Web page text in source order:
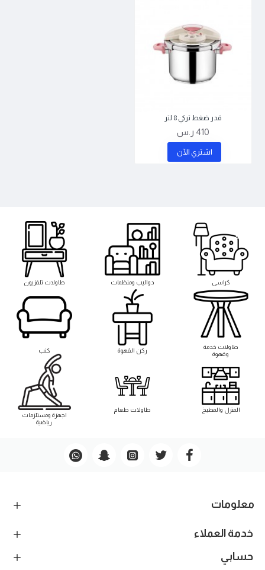
قدر ضغط تركي 8 لتر
410 ر.س
اشتري اﻵن
كراسى دواليب ومنظمات طاولات تلفزيون
طاوﻻت خدمة
وقهوة
ركن القهوة كنب
المنزل والمطبخ
طاوﻻت طعام
اجهزة ومستلزمات
رياضية
معلومات
خدمة العملاء
حسابي